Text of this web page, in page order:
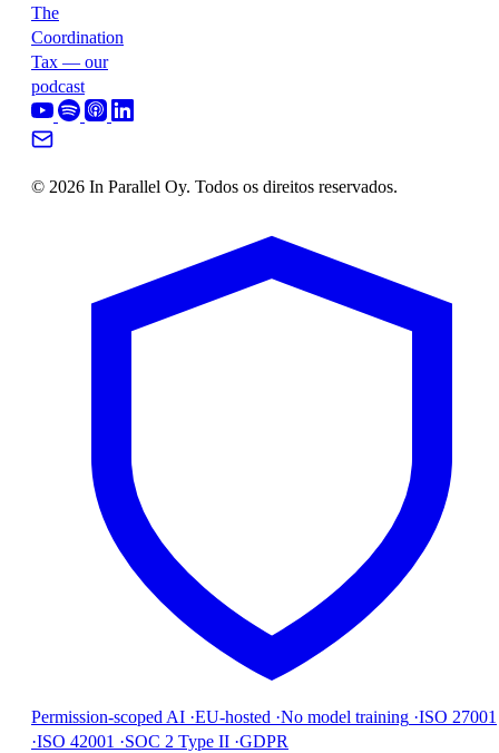
The
Coordination
Tax — our
podcast
© 2026 In Parallel Oy. Todos os direitos reservados.
Permission-scoped AI ·EU-hosted ·No model training ·ISO 27001
·ISO 42001 ·SOC 2 Type II ·GDPR